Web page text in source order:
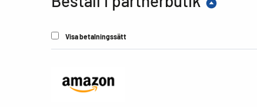
Visa betalningssätt